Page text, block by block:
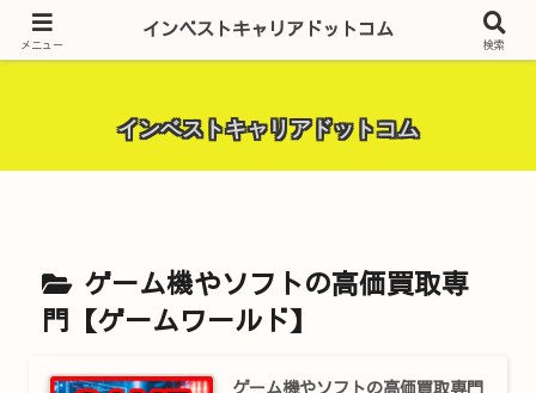
昨今話題の投資全般・金融関連全般・ＦＸトレード全般・生活に役立つ情報・
インベストキャリアドットコム
ゲーム機やソフトの高価買取専
門【ゲームワールド】
ゲーム機やソフトの高価買取専門
メニュー
インベストキャリアドットコム
検索